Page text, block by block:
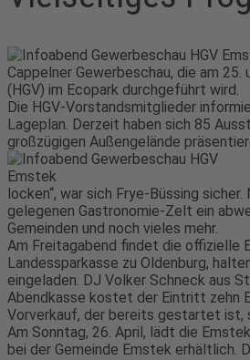
Cappelner Gewerbeschau, die am
(HGV) im Ecopark durchgeführt wird.
Die HGV-Vorstandsmitglieder
Lageplan. Derzeit haben sich 85
großzügigen Außengelände
locken“, war sich Frye-Büssing
gelegenen Gastronomie-Zelt ein
Gemeinden und noch vieles mehr.
Am Freitagabend findet die offizielle
Landessparkasse zu Oldenburg,
eingeladen. DJ Volker Schneck aus
Abendkasse kostet der Eintritt zehn
Vorverkauf, der bereits gestartet ist,
Am Sonntag, 26. April, lädt die
bei der Gemeinde Emstek erhältlich.